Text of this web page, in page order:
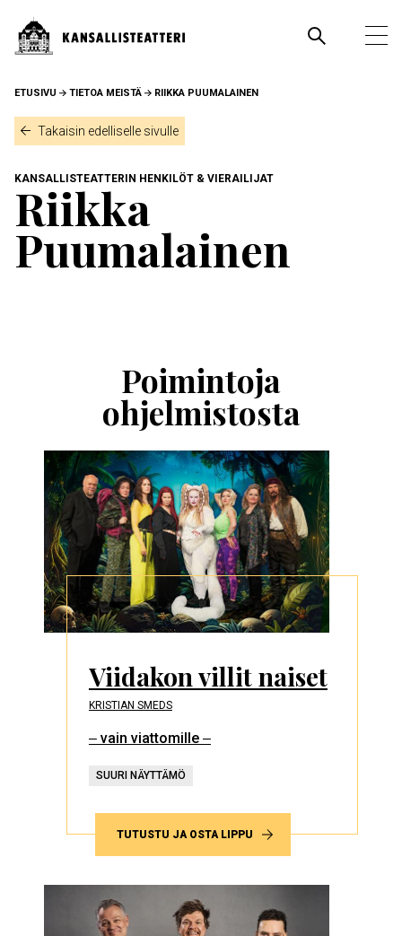
pääsisältöön
MURUPOLKU
ETUSIVU TIETOA MEISTÄ RIIKKA PUUMALAINEN
Takaisin edelliselle sivulle
KANSALLISTEATTERIN HENKILÖT & VIERAILIJAT
Riikka
Puumalainen
Poimintoja
ohjelmistosta
Viidakon villit naiset
KRISTIAN SMEDS
‒ vain viattomille ‒
SUURI NÄYTTÄMÖ
TUTUSTU JA OSTA LIPPU